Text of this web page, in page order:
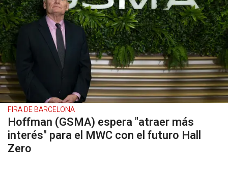
FIRA DE BARCELONA
Hoffman (GSMA) espera "atraer más
interés" para el MWC con el futuro Hall
Zero